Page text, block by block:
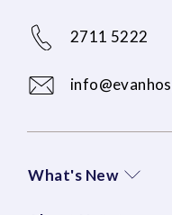
2711 5222
What's New